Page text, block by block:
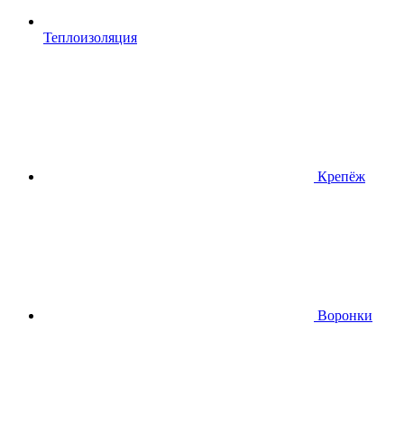
Теплоизоляция
Крепёж
Воронки